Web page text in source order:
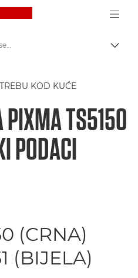
Canon Logo, back to
Tehnički podaci i značajke – serija PIXMA TS5150 tvrtke Canon
KOD KUĆE
PIXMA TS5150
PODACI
(CRNA)
(BIJELA)